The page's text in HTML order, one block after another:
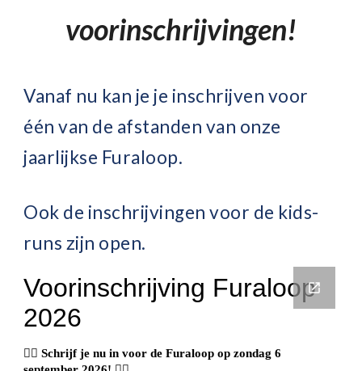
voorinschrijvingen!
Vanaf nu kan je je inschrijven voor
één van de afstanden van onze
jaarlijkse Furaloop.
Ook de inschrijvingen voor de kids-
runs zijn open.